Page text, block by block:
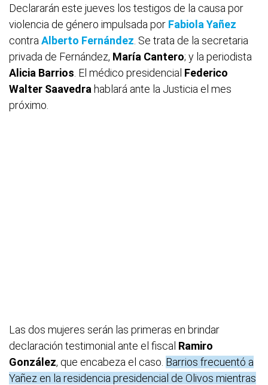
Declararán este jueves los testigos de la causa por
violencia de género impulsada por Fabiola Yañez
contra Alberto Fernández . Se trata de la secretaria
privada de Fernández, María Cantero; y la periodista
Alicia Barrios . El médico presidencial Federico
Walter Saavedra hablará ante la Justicia el mes
próximo.
Las dos mujeres serán las primeras en brindar
declaración testimonial ante el fiscal Ramiro
González, que encabeza el caso. Barrios frecuentó a
Yañez en la residencia presidencial de Olivos mientras